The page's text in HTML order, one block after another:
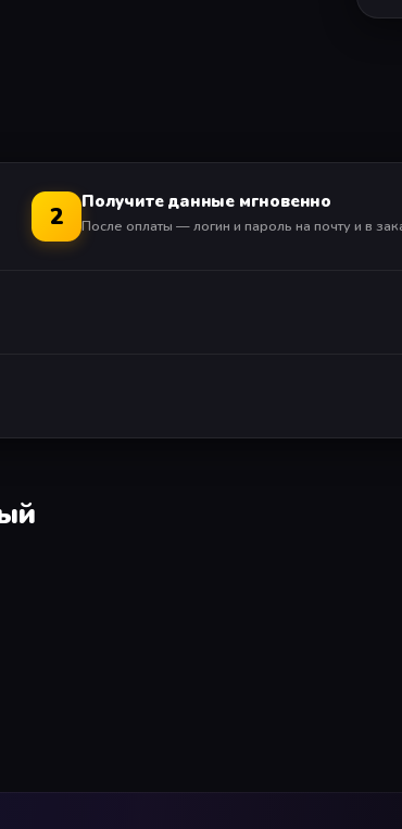
2 Получите данные мгновенно
После оплаты — логин и пароль на почту и в